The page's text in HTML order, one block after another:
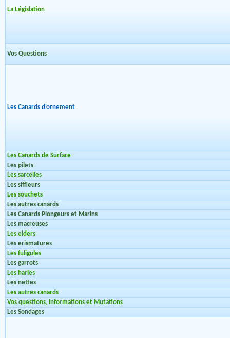
La Législation
Vos Questions
Les Canards d'ornement
Les Canards de Surface
Les pilets
Les sarcelles
Les siffleurs
Les souchets
Les autres canards
Les Canards Plongeurs et Marins
Les macreuses
Les eiders
Les erismatures
Les fuligules
Les garrots
Les harles
Les nettes
Les autres canards
Vos questions, Informations et Mutations
Les Sondages